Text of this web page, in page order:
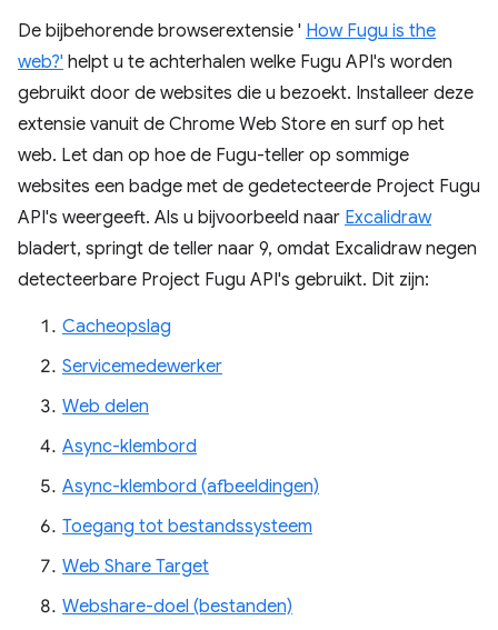
De bijbehorende browserextensie ' How Fugu is the
web?' helpt u te achterhalen welke Fugu API's worden
gebruikt door de websites die u bezoekt. Installeer deze
extensie vanuit de Chrome Web Store en surf op het
web. Let dan op hoe de Fugu-teller op sommige
websites een badge met de gedetecteerde Project Fugu
API's weergeeft. Als u bijvoorbeeld naar Excalidraw
bladert, springt de teller naar 9, omdat Excalidraw negen
detecteerbare Project Fugu API's gebruikt. Dit zijn:
Cacheopslag
Servicemedewerker
Web delen
Async-klembord
Async-klembord (afbeeldingen)
Toegang tot bestandssysteem
Web Share Target
Webshare-doel (bestanden)